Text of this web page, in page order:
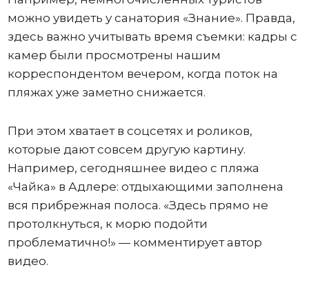
можно увидеть у санатория «Знание». Правда,
здесь важно учитывать время съемки: кадры с
камер были просмотрены нашим
корреспондентом вечером, когда поток на
пляжах уже заметно снижается.
При этом хватает в соцсетях и роликов,
которые дают совсем другую картину.
Например, сегодняшнее видео с пляжа
«Чайка» в Адлере: отдыхающими заполнена
вся прибрежная полоса. «Здесь прямо не
протолкнуться, к морю подойти
проблематично!» — комментирует автор
видео.